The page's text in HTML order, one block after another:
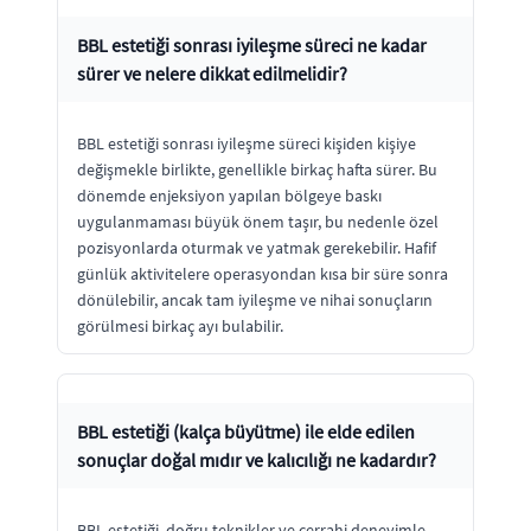
BBL estetiği sonrası iyileşme süreci ne kadar
sürer ve nelere dikkat edilmelidir?
BBL estetiği sonrası iyileşme süreci kişiden kişiye
değişmekle birlikte, genellikle birkaç hafta sürer. Bu
dönemde enjeksiyon yapılan bölgeye baskı
uygulanmaması büyük önem taşır, bu nedenle özel
pozisyonlarda oturmak ve yatmak gerekebilir. Hafif
günlük aktivitelere operasyondan kısa bir süre sonra
dönülebilir, ancak tam iyileşme ve nihai sonuçların
görülmesi birkaç ayı bulabilir.
BBL estetiği (kalça büyütme) ile elde edilen
sonuçlar doğal mıdır ve kalıcılığı ne kadardır?